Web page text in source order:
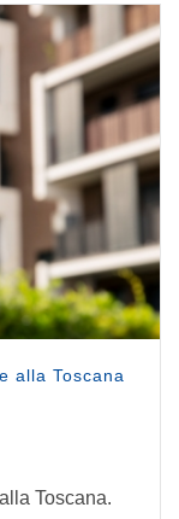
alla Toscana
Toscana.